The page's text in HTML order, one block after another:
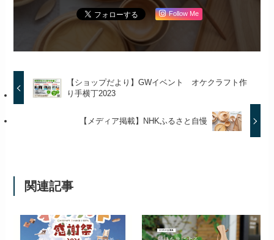
Follow Me
【ショップだより】GWイベント オケクラフト作
り手横丁2023
【メディア掲載】NHKふるさと自慢
関連記事